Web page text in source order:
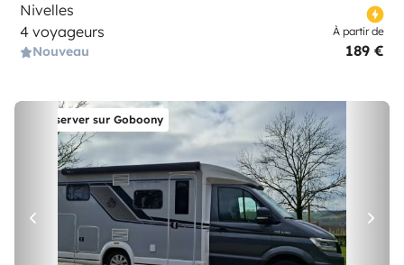
Nivelles
4 voyageurs
Nouveau
À partir de
189 €
Réserver sur Goboony